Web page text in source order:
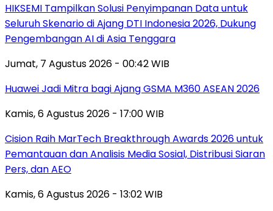
HIKSEMI Tampilkan Solusi Penyimpanan Data untuk
Seluruh Skenario di Ajang DTI Indonesia 2026, Dukung
Pengembangan AI di Asia Tenggara
Jumat, 7 Agustus 2026 - 00:42 WIB
Huawei Jadi Mitra bagi Ajang GSMA M360 ASEAN 2026
Kamis, 6 Agustus 2026 - 17:00 WIB
Cision Raih MarTech Breakthrough Awards 2026 untuk
Pemantauan dan Analisis Media Sosial, Distribusi Siaran
Pers, dan AEO
Kamis, 6 Agustus 2026 - 13:02 WIB